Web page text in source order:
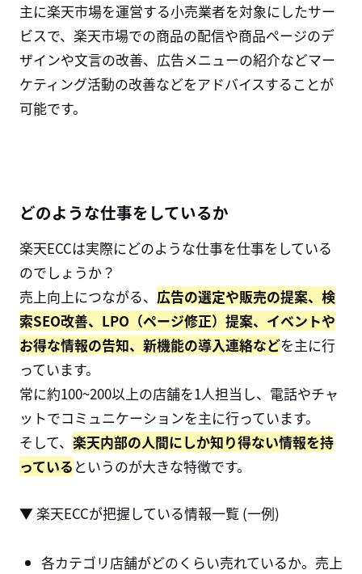
主に楽天市場を運営する小売業者を対象にしたサー
ビスで、楽天市場での商品の配信や商品ページのデ
ザインや文言の改善、広告メニューの紹介などマー
ケティング活動の改善などをアドバイスすることが
可能です。
どのような仕事をしているか
楽天ECCは実際にどのような仕事を仕事をしている
のでしょうか？
売上向上につながる、 広告の選定や販売の提案、検
索SEO改善、LPO（ページ修正）提案、イベントや
お得な情報の告知、新機能の導入連絡などを主に行
っています。
常に約100~200以上の店舗を1人担当し、電話やチャ
ットでコミュニケーションを主に行っています。
そして、 楽天内部の人間にしか知り得ない情報を持
っている というのが大きな特徴です。
▼ 楽天ECCが把握している情報一覧 (一例)
各カテゴリ店舗がどのくらい売れているか。売上